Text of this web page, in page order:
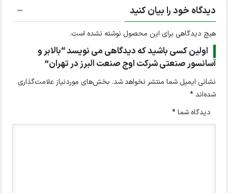
دیدگاه خود را بیان کنید
هیچ دیدگاهی برای این محصول نوشته نشده است.
اولین کسی باشید که دیدگاهی می نویسد “بالابر و
آسانسور صنعتی شرکت اوج صنعت البرز در تهران”
نشانی ایمیل شما منتشر نخواهد شد. بخش‌های موردنیاز علامت‌گذاری
شده‌اند*
دیدگاه شما*